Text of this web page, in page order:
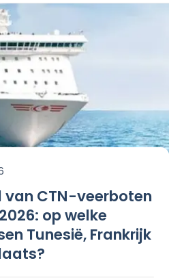
van CTN-veerboten
op welke
Tunesië, Frankrijk